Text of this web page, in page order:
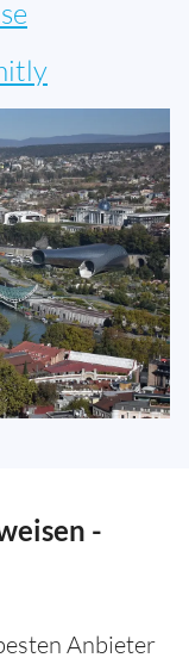
-
Anbieter